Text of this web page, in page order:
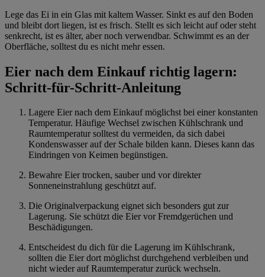
Lege das Ei in ein Glas mit kaltem Wasser. Sinkt es auf den Boden
und bleibt dort liegen, ist es frisch. Stellt es sich leicht auf oder steht
senkrecht, ist es älter, aber noch verwendbar. Schwimmt es an der
Oberfläche, solltest du es nicht mehr essen.
Eier nach dem Einkauf richtig lagern:
Schritt-für-Schritt-Anleitung
Lagere Eier nach dem Einkauf möglichst bei einer konstanten
Temperatur. Häufige Wechsel zwischen Kühlschrank und
Raumtemperatur solltest du vermeiden, da sich dabei
Kondenswasser auf der Schale bilden kann. Dieses kann das
Eindringen von Keimen begünstigen.
Bewahre Eier trocken, sauber und vor direkter
Sonneneinstrahlung geschützt auf.
Die Originalverpackung eignet sich besonders gut zur
Lagerung. Sie schützt die Eier vor Fremdgerüchen und
Beschädigungen.
Entscheidest du dich für die Lagerung im Kühlschrank,
sollten die Eier dort möglichst durchgehend verbleiben und
nicht wieder auf Raumtemperatur zurück wechseln.